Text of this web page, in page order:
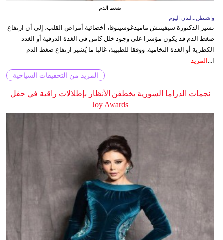
ضغط الدم
واشنطن ـ لبنان اليوم
تشير الدكتورة سيفينتش ماميدغوسينوفا، أخصائية أمراض القلب، إلى أن ارتفاع
ضغط الدم قد يكون مؤشرا على وجود خلل كامن في الغدة الدرقية أو الغدد
الكظرية أو الغدة النخامية. ووفقا للطبيبة، غالبا ما يُشير ارتفاع ضغط الدم
ا...
المزيد
المزيد من التحقيقات السياحية
نجمات الدراما السورية يخطفن الأنظار بإطلالات راقية في حفل
Joy Awards